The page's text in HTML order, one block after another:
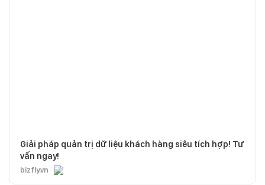
Giải pháp quản trị dữ liệu khách hàng siêu tích hợp! Tư
vấn ngay!
bizfly.vn